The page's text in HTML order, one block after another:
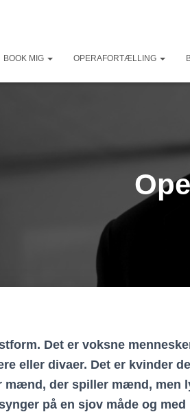
BOOK MIG OPERAFORTÆLLING
Det er voksne
eller divaer. Det er kvinder
mænd, der spiller mænd, men
på en sjov måde og